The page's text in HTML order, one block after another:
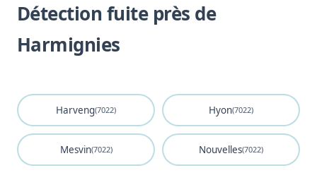
Détection fuite près de
Harmignies
Harveng(7022) Hyon(7022)
Mesvin(7022) Nouvelles(7022)